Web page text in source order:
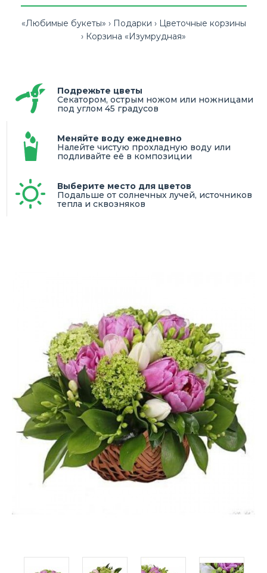
«Любимые букеты» Подарки
Цветочные корзины
Корзина «Изумрудная»
Подрежьте цветы
Секатором, острым ножом или ножницами
под углом 45 градусов
Меняйте воду ежедневно
Налейте чистую прохладную воду или
подливайте её в композиции
Выберите место для цветов
Подальше от солнечных лучей, источников
тепла и сквозняков